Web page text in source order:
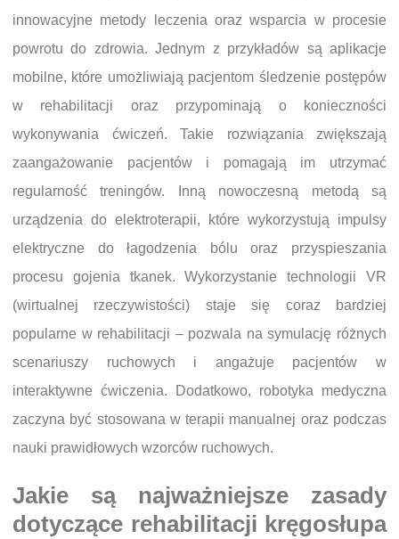
innowacyjne metody leczenia oraz wsparcia w procesie
powrotu do zdrowia. Jednym z przykładów są aplikacje
mobilne, które umożliwiają pacjentom śledzenie postępów
w rehabilitacji oraz przypominają o konieczności
wykonywania ćwiczeń. Takie rozwiązania zwiększają
zaangażowanie pacjentów i pomagają im utrzymać
regularność treningów. Inną nowoczesną metodą są
urządzenia do elektroterapii, które wykorzystują impulsy
elektryczne do łagodzenia bólu oraz przyspieszania
procesu gojenia tkanek. Wykorzystanie technologii VR
(wirtualnej rzeczywistości) staje się coraz bardziej
popularne w rehabilitacji – pozwala na symulację różnych
scenariuszy ruchowych i angażuje pacjentów w
interaktywne ćwiczenia. Dodatkowo, robotyka medyczna
zaczyna być stosowana w terapii manualnej oraz podczas
nauki prawidłowych wzorców ruchowych.
Jakie są najważniejsze zasady
dotyczące rehabilitacji kręgosłupa